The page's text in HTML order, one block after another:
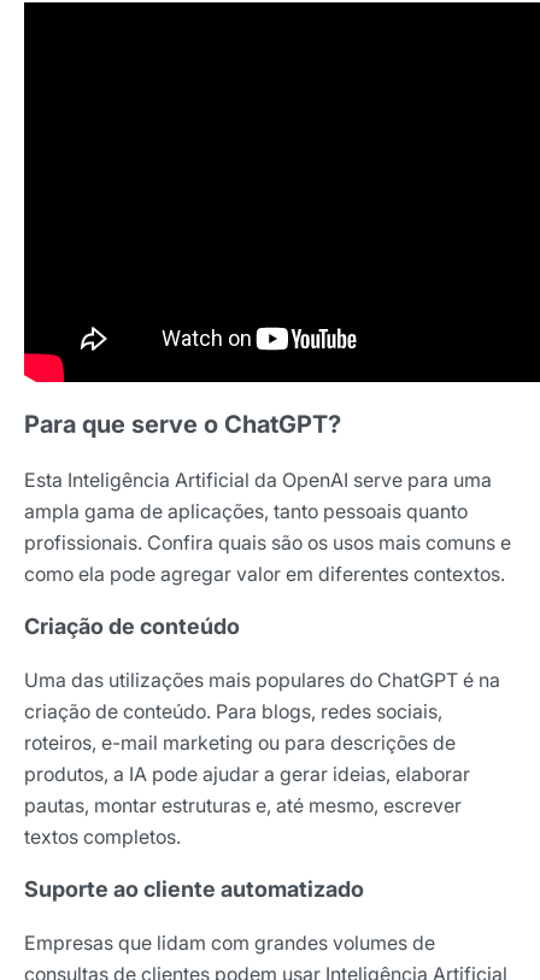
Para que serve o ChatGPT?
Esta Inteligência Artificial da OpenAI serve para uma
ampla gama de aplicações, tanto pessoais quanto
profissionais. Confira quais são os usos mais comuns e
como ela pode agregar valor em diferentes contextos.
Criação de conteúdo
Uma das utilizações mais populares do ChatGPT é na
criação de conteúdo. Para blogs, redes sociais,
roteiros, e-mail marketing ou para descrições de
produtos, a IA pode ajudar a gerar ideias, elaborar
pautas, montar estruturas e, até mesmo, escrever
textos completos.
Suporte ao cliente automatizado
Empresas que lidam com grandes volumes de
consultas de clientes podem usar Inteligência Artificial